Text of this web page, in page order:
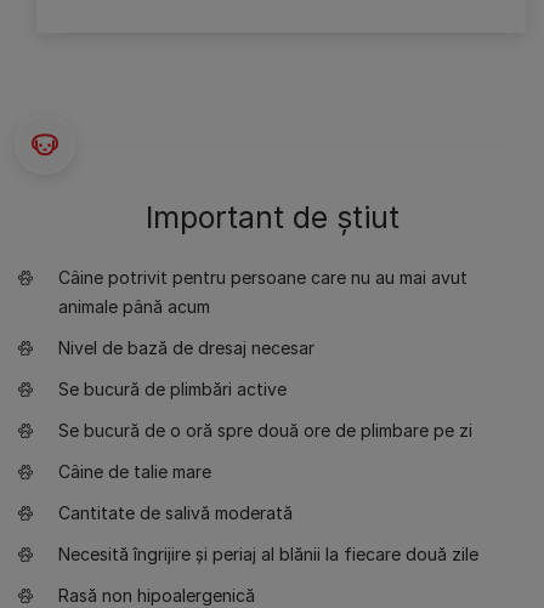
Important de știut
Câine potrivit pentru persoane care nu au mai avut
animale până acum
Nivel de bază de dresaj necesar
Se bucură de plimbări active
Se bucură de o oră spre două ore de plimbare pe zi
Câine de talie mare
Cantitate de salivă moderată
Necesită îngrijire și periaj al blănii la fiecare două zile
Rasă non hipoalergenică